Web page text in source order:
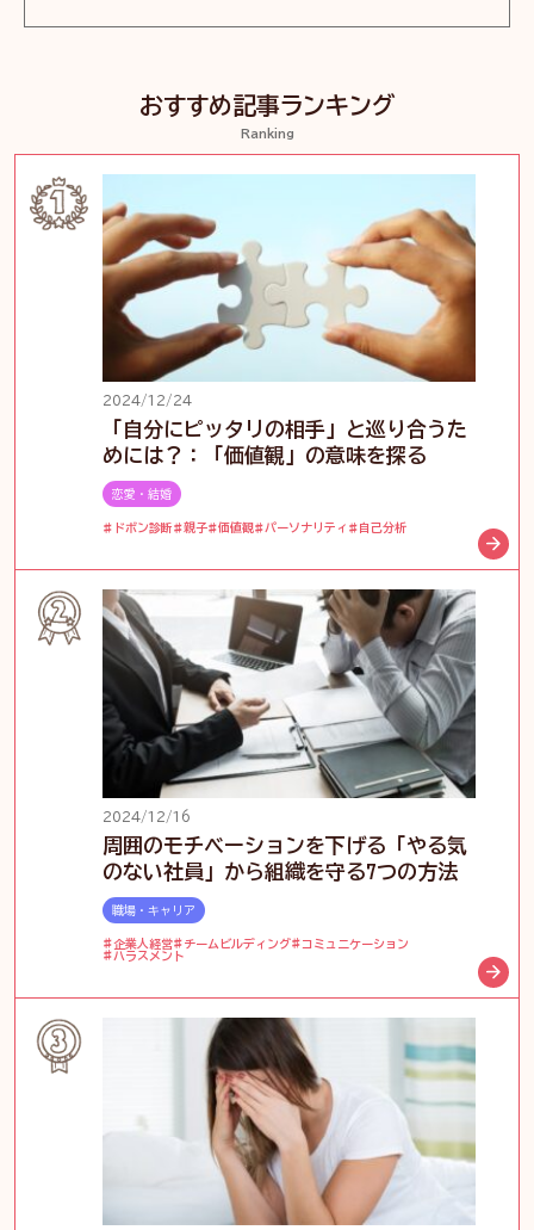
おすすめ記事ランキング
Ranking
2024/12/24
「自分にピッタリの相手」と巡り合うた
めには？：「価値観」の意味を探る
恋愛・結婚
ドボン診断 親子 価値観 パーソナリティ 自己分析
2024/12/16
周囲のモチベーションを下げる「やる気
のない社員」から組織を守る7つの方法
職場・キャリア
企業人経営 チームビルディング
コミュニケーション
ハラスメント